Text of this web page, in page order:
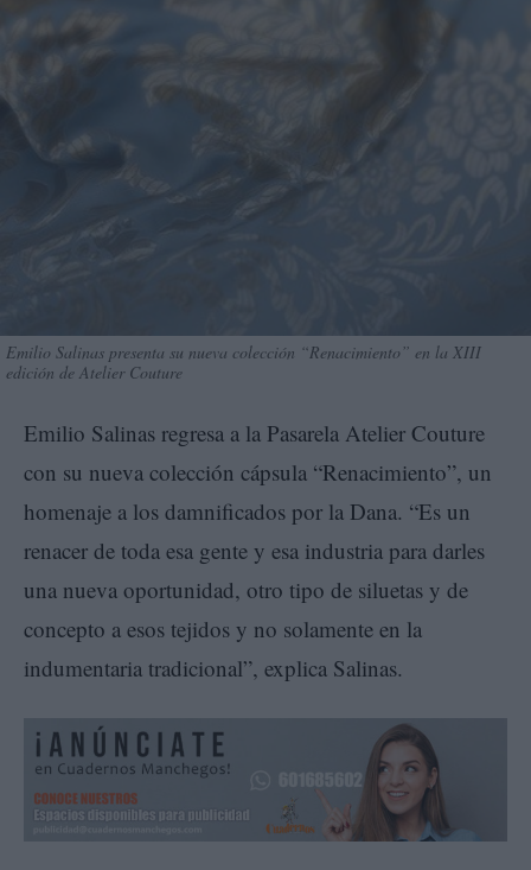
Emilio Salinas presenta su nueva colección “Renacimiento” en la XIII
edición de Atelier Couture
Emilio Salinas regresa a la Pasarela Atelier Couture
con su nueva colección cápsula “Renacimiento”, un
homenaje a los damnificados por la Dana. “Es un
renacer de toda esa gente y esa industria para darles
una nueva oportunidad, otro tipo de siluetas y de
concepto a esos tejidos y no solamente en la
indumentaria tradicional”, explica Salinas.